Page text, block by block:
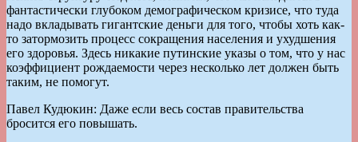
фантастически глубоком демографическом кризисе, что туда
надо вкладывать гигантские деньги для того, чтобы хоть как-
то затормозить процесс сокращения населения и ухудшения
его здоровья. Здесь никакие путинские указы о том, что у нас
коэффициент рождаемости через несколько лет должен быть
таким, не помогут.
Павел Кудюкин: Даже если весь состав правительства
бросится его повышать.